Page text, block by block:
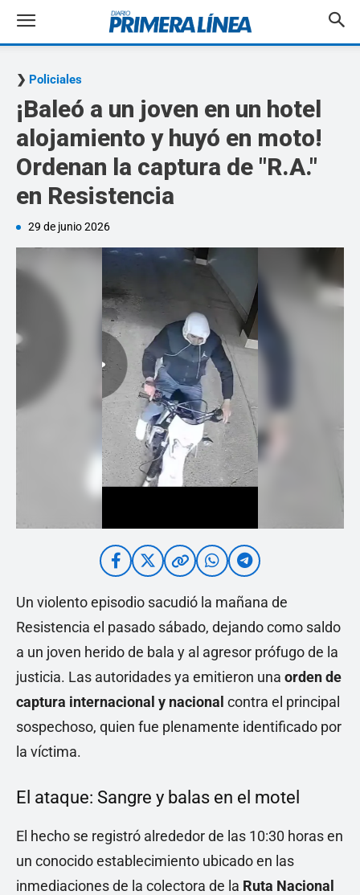
Policiales
¡Baleó a un joven en un hotel
alojamiento y huyó en moto!
Ordenan la captura de "R.A."
en Resistencia
29 de junio 2026
Un violento episodio sacudió la mañana de
Resistencia el pasado sábado, dejando como saldo
a un joven herido de bala y al agresor prófugo de la
justicia. Las autoridades ya emitieron una orden de
captura internacional y nacional contra el principal
sospechoso, quien fue plenamente identificado por
la víctima.
El ataque: Sangre y balas en el motel
El hecho se registró alrededor de las 10:30 horas en
un conocido establecimiento ubicado en las
inmediaciones de la colectora de la Ruta Nacional